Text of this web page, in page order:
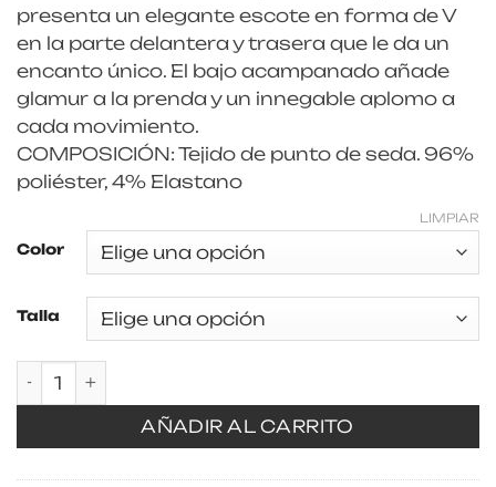
presenta un elegante escote en forma de V
en la parte delantera y trasera que le da un
encanto único. El bajo acampanado añade
glamur a la prenda y un innegable aplomo a
cada movimiento.
COMPOSICIÓN: Tejido de punto de seda. 96%
poliéster, 4% Elastano
Color
Talla
LIMPIAR
AÑADIR AL CARRITO